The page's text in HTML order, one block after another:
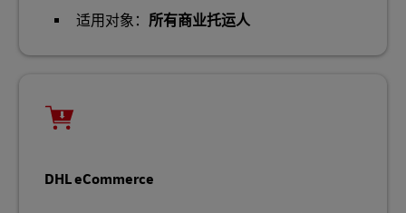
适用对象： 所有商业托运人
DHL eCommerce